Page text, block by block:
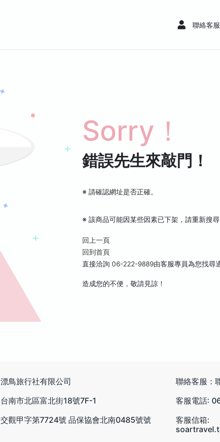
聯絡客
Sorry！
錯誤先生來敲門！
※ 請確認網址是否正確。
※ 該商品可能因某些因素已下架，請重新搜尋
回上一頁
回到首頁
直接洽詢 06-222-9889由客服專員為您找尋
造成您的不便，敬請見諒！
漂鳥旅行社有限公司
台南市北區富北街18號7F-1
交觀甲字第7724號 品保協會北南0485號號
聯絡客服：
客服電話:
客服信箱: